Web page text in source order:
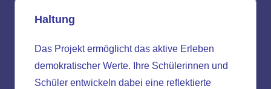
Haltung
Das Projekt ermöglicht das aktive Erleben
demokratischer Werte. Ihre Schülerinnen und
Schüler entwickeln dabei eine reflektierte